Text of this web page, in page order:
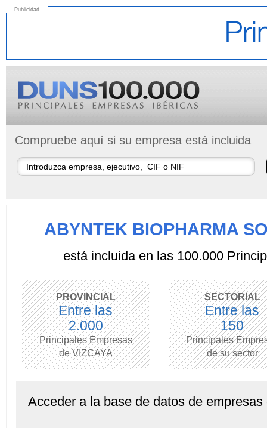
Publicidad
Compruebe aquí si su empresa está incluida
ABYNTEK BIOPHARMA
está incluida en las 100.000
PROVINCIAL
Entre las
2.000
Principales Empresas
de VIZCAYA
SECTORIAL
Entre las
150
Principales
de su sector
Acceder a la base de datos de